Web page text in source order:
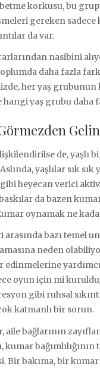
korkusu, bu
gereken sadece
da var.
nasibini
daha fazla
her yaş grubunun
yaş grubu daha
Görmezden
de, yaşlı
yaşlılar sık sık
heyecan verici
da bazen
oynamak ne
arasında bazı temel
neden
oyun için mi
gibi ruhsal
katmanlı bir sorun.
aile bağlarının
Bir bakıma, bir